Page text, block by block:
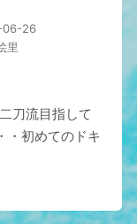
06-26
里
刀流目指して
・初めてのドキ